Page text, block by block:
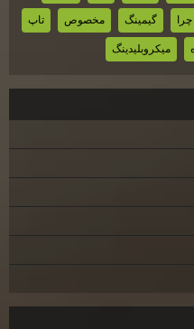
چرا گيمينگ مخصوص تاپ
ميكروبليدينگ